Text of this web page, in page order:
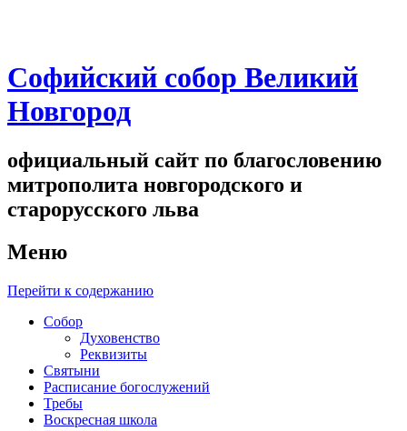
Софийский собор Великий
Новгород
официальный сайт по благословению
митрополита новгородского и
старорусского льва
Меню
Перейти к содержанию
Собор
Духовенство
Реквизиты
Святыни
Расписание богослужений
Требы
Воскресная школа